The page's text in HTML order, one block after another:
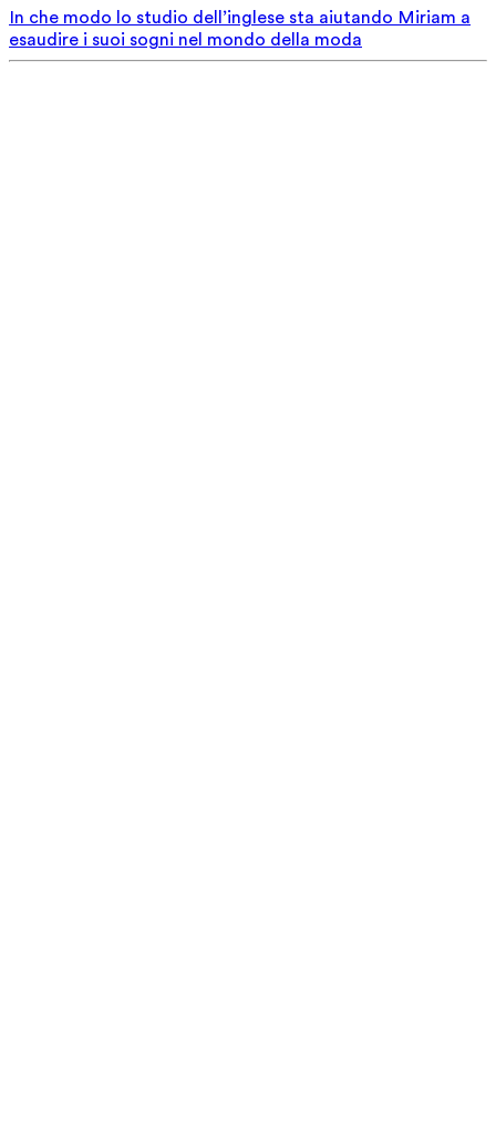
In che modo lo studio dell’inglese sta aiutando Miriam a
esaudire i suoi sogni nel mondo della moda